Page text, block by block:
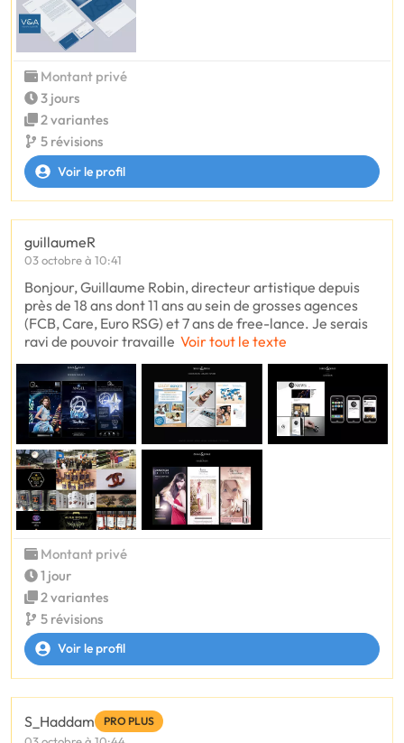
Montant privé
3 jours
2 variantes
5 révisions
Voir le profil
guillaumeR
03 octobre à 10:41
Bonjour, Guillaume Robin, directeur artistique depuis
près de 18 ans dont 11 ans au sein de grosses agences
(FCB, Care, Euro RSG) et 7 ans de free-lance. Je serais
ravi de pouvoir travaille Voir tout le texte
Montant privé
1 jour
2 variantes
5 révisions
Voir le profil
S_Haddam PRO PLUS